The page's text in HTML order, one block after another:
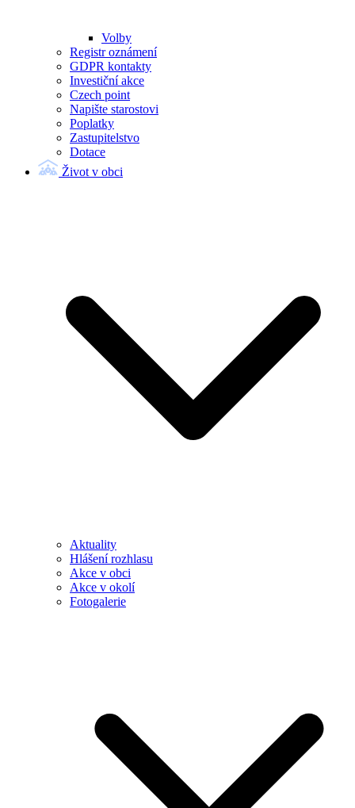
Volby
Registr oznámení
GDPR kontakty
Investiční akce
Czech point
Napište starostovi
Poplatky
Zastupitelstvo
Dotace
Život v obci
Aktuality
Hlášení rozhlasu
Akce v obci
Akce v okolí
Fotogalerie